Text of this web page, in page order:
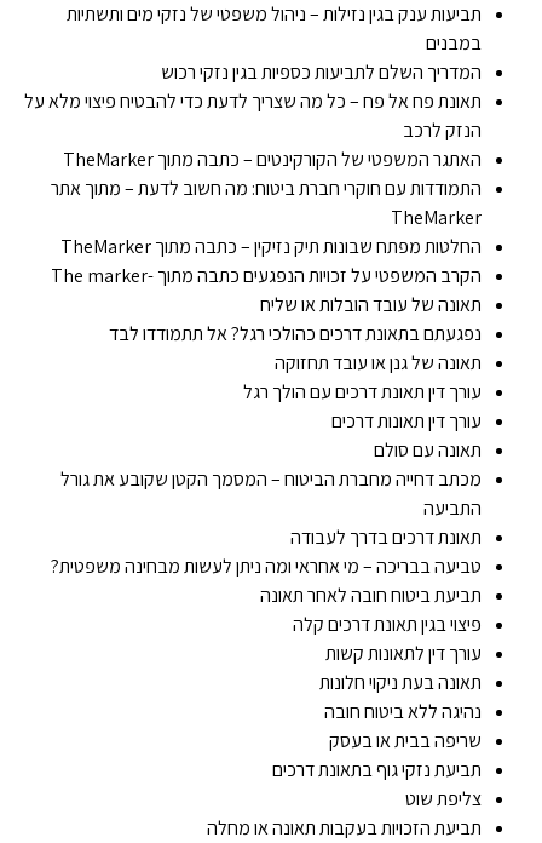
תביעות ענק בגין נזילות – ניהול משפטי של נזקי מים ותשתיות
במבנים
המדריך השלם לתביעות כספיות בגין נזקי רכוש
תאונת פח אל פח – כל מה שצריך לדעת כדי להבטיח פיצוי מלא על
הנזק לרכב
האתגר המשפטי של הקורקינטים – כתבה מתוך TheMarker
התמודדות עם חוקרי חברת ביטוח: מה חשוב לדעת – מתוך אתר
TheMarker
החלטות מפתח שבונות תיק נזיקין – כתבה מתוך TheMarker
הקרב המשפטי על זכויות הנפגעים כתבה מתוך -The marker
תאונה של עובד הובלות או שליח
נפגעתם בתאונת דרכים כהולכי רגל? אל תתמודדו לבד
תאונה של גנן או עובד תחזוקה
עורך דין תאונת דרכים עם הולך רגל
עורך דין תאונות דרכים
תאונה עם סולם
מכתב דחייה מחברת הביטוח – המסמך הקטן שקובע את גורל
התביעה
תאונת דרכים בדרך לעבודה
טביעה בבריכה – מי אחראי ומה ניתן לעשות מבחינה משפטית?
תביעת ביטוח חובה לאחר תאונה
פיצוי בגין תאונת דרכים קלה
עורך דין לתאונות קשות
תאונה בעת ניקוי חלונות
נהיגה ללא ביטוח חובה
שריפה בבית או בעסק
תביעת נזקי גוף בתאונת דרכים
צליפת שוט
תביעת הזכויות בעקבות תאונה או מחלה